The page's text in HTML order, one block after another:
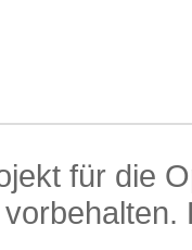
für die